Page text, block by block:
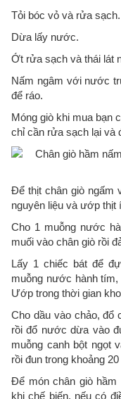
Tỏi bóc vỏ và rửa sạch.
Dừa lấy nước.
Ớt rửa sạch và thái lát
Nấm ngâm với nước
để ráo.
Móng giò khi mua bạn
chỉ cần rửa sạch lại và
Để thịt chân giò ngấm
nguyên liệu và ướp thịt
Cho 1 muỗng nước
muối vào chân giò rồi
Lấy 1 chiếc bát để
muỗng nước hành tím,
Ướp trong thời gian
Cho dầu vào chảo, đổ
rồi đổ nước dừa vào
muỗng canh bột ngọt
rồi đun trong khoảng
Để món chân giò hầm
khi chế biến, nếu có